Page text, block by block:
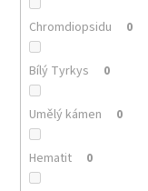
Chromdiopsidu 0
Bílý Tyrkys 0
Umělý kámen 0
Hematit 0